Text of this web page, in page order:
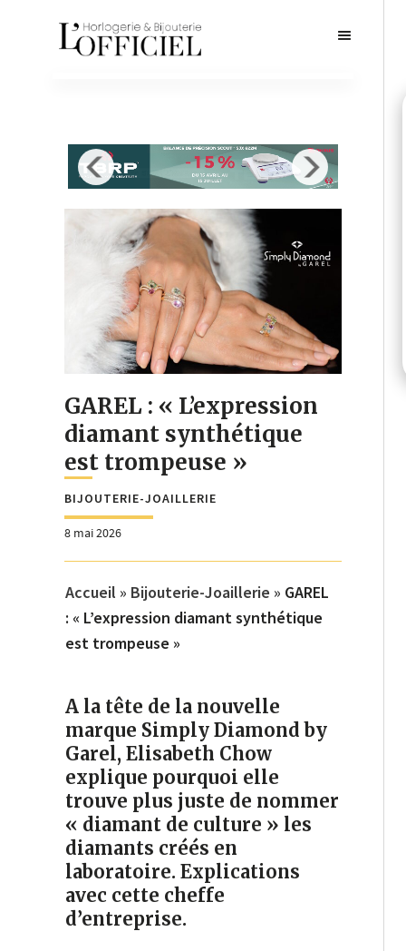
GAREL : « L’expression
diamant synthétique
est trompeuse »
BIJOUTERIE-JOAILLERIE
8 mai 2026
Accueil » Bijouterie-Joaillerie » GAREL
: « L’expression diamant synthétique
est trompeuse »
A la tête de la nouvelle
marque Simply Diamond by
Garel, Elisabeth Chow
explique pourquoi elle
trouve plus juste de nommer
« diamant de culture » les
diamants créés en
laboratoire. Explications
avec cette cheffe
d’entreprise.